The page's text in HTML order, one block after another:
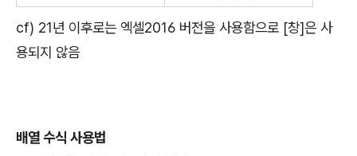
cf) 21년 이후로는 엑셀2016 버전을 사용함으로 [창]은 사
용되지 않음
배열 수식 사용법